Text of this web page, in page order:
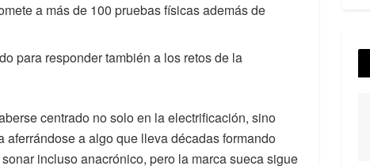
a más de 100 pruebas físicas además de
para responder también a los retos de la
centrado no solo en la electrificación, sino
a algo que lleva décadas formando
incluso anacrónico, pero la marca sueca sigue